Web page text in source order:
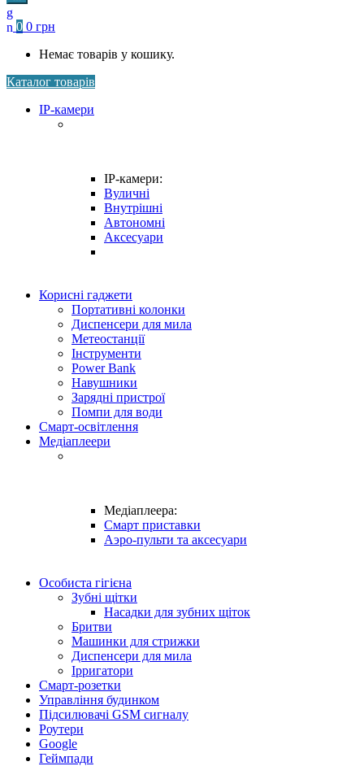
0 0 грн
Немає товарів у кошику.
Каталог товарів
IP-камери
IP-камери:
Вуличні
Внутрішні
Автономні
Аксесуари
Корисні гаджети
Портативні колонки
Диспенсери для мила
Метеостанції
Інструменти
Power Bank
Навушники
Зарядні пристрої
Помпи для води
Смарт-освітлення
Медіаплеери
Медіаплеера:
Смарт приставки
Аэро-пульти та аксесуари
Особиста гігієна
Зубні щітки
Насадки для зубних щіток
Бритви
Машинки для стрижки
Диспенсери для мила
Ірригатори
Смарт-розетки
Управління будинком
Підсилювачі GSM сигналу
Роутери
Google
Геймпади